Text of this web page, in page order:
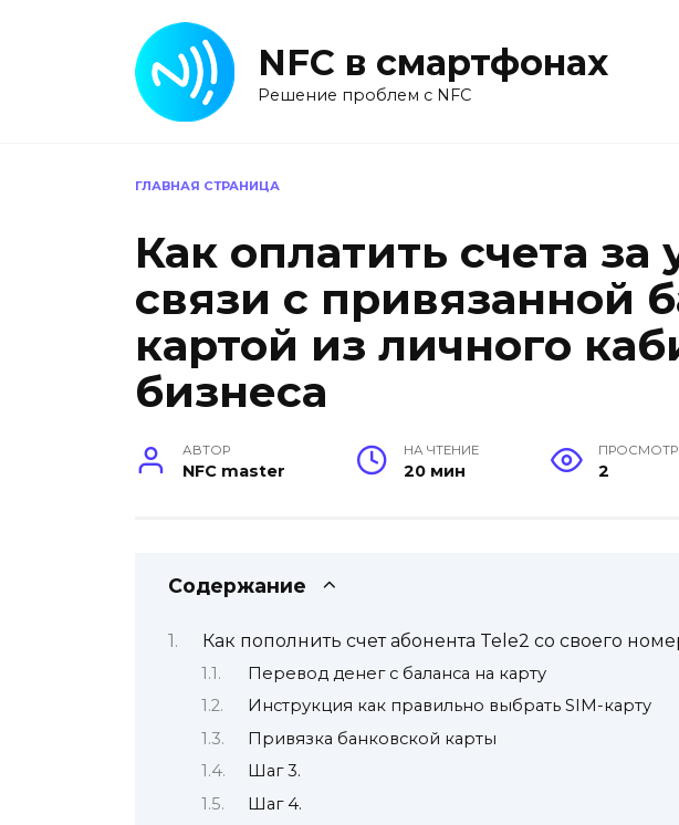
NFC в смартфонах
Решение проблем с NFC
ГЛАВНАЯ СТРАНИЦА
Как оплатить счета за
связи с привязанной
картой из личного
бизнеса
АВТОР
NFC master
НА ЧТЕНИЕ
20 мин 2
Содержание
Как пополнить счет абонента Tele2 со своего
Перевод денег с баланса на карту
Инструкция как правильно выбрать SIM-карту
Привязка банковской карты
Шаг 3.
Шаг 4.